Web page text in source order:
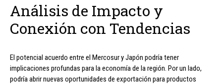
Análisis de Impacto y
Conexión con Tendencias
El potencial acuerdo entre el Mercosur y Japón podría tener
implicaciones profundas para la economía de la región. Por un lado,
podría abrir nuevas oportunidades de exportación para productos